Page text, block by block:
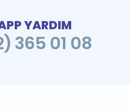
YARDIM
365 01 08